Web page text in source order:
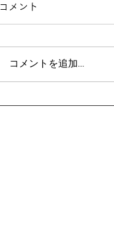
コメント
コメントを追加…